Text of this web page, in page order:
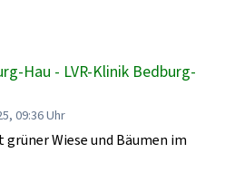
Hau - LVR-Klinik Bedburg-
09:36 Uhr
Wiese und Bäumen im